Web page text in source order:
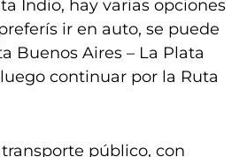
Indio, hay varias opciones
ir en auto, se puede
Buenos Aires – La Plata
continuar por la Ruta
público, con